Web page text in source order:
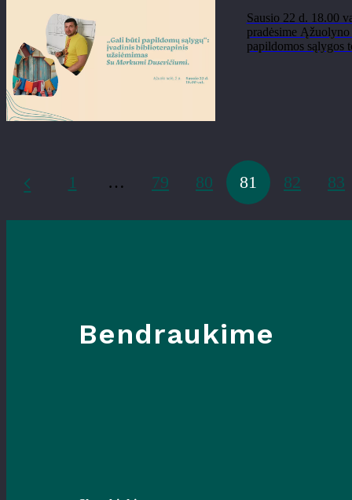
Sausio 22 d. 18.00
pradėsime
papildomos sąlygos
1 … 79 80 81 82 83
Bendraukime